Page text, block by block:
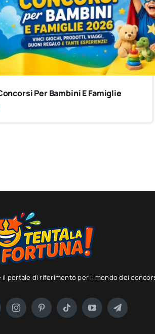
Per Bambini E Famiglie
il portale di riferimento per il mondo dei